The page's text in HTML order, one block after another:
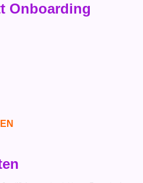
Onboarding